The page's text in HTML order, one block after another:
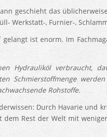
geschieht das
Werkstatt-, Furnier-,
ist enorm. Im
Hydrauliköl verbraucht,
Schmierstoffmenge
Rohstoffe.
Durch Havarie und
Rest der Welt mit